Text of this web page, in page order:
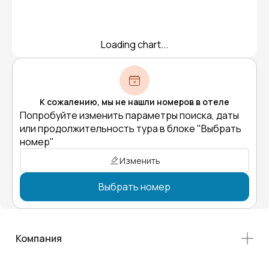
Loading chart...
К сожалению, мы не нашли номеров в отеле
Попробуйте изменить параметры поиска, даты
или продолжительность тура в блоке "Выбрать
номер"
Изменить
Выбрать номер
Компания